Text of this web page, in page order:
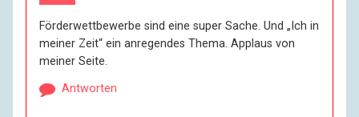
Förderwettbewerbe sind eine super Sache. Und „Ich in
meiner Zeit“ ein anregendes Thema. Applaus von
meiner Seite.
Antworten